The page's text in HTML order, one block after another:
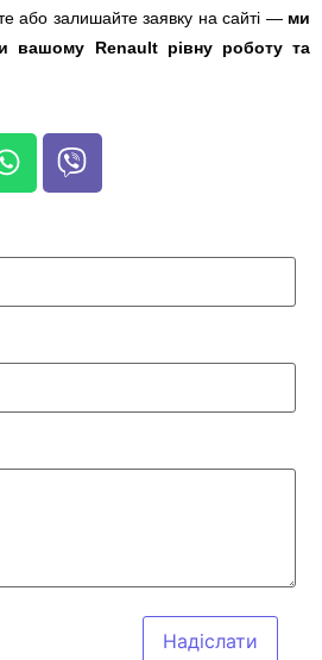
або залишайте заявку на сайті — ми
вашому Renault рівну роботу та
Надіслати